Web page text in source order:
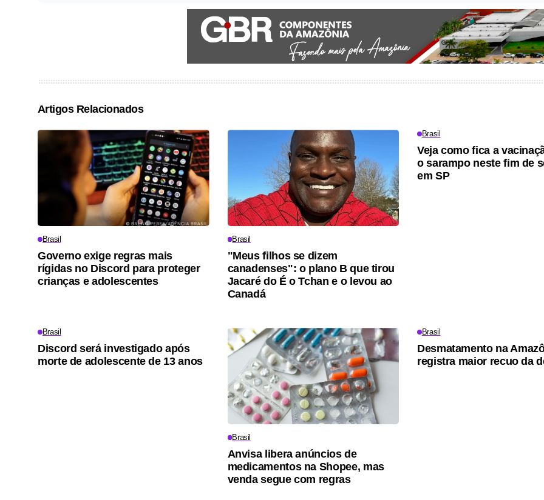
Artigos Relacionados
Brasil
Governo exige regras mais
rígidas no Discord para proteger
crianças e adolescentes
Brasil
"Meus filhos se dizem
canadenses": o plano B que tirou
Jacaré do É o Tchan e o levou ao
Canadá
Brasil
Veja como fica a
o sarampo neste fim de
em SP
Brasil
Discord será investigado após
morte de adolescente de 13 anos
Brasil
Anvisa libera anúncios de
medicamentos na Shopee, mas
venda segue com regras
Brasil
Desmatamento na
registra maior recuo da